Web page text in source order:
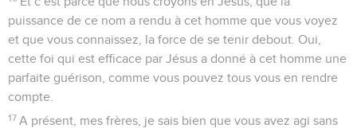
puissance de ce nom a rendu à cet homme que vous voyez
et que vous connaissez, la force de se tenir debout. Oui,
cette foi qui est efficace par Jésus a donné à cet homme une
parfaite guérison, comme vous pouvez tous vous en rendre
compte.
17 A présent, mes frères, je sais bien que vous avez agi sans